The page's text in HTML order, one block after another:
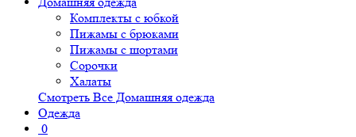
Комплекты с юбкой
Пижамы с брюками
Пижамы с шортами
Сорочки
Халаты
Смотреть Все Домашняя одежда
Одежда
0